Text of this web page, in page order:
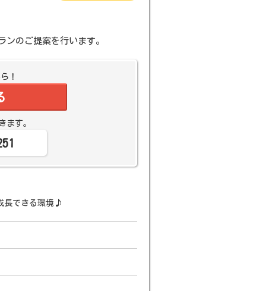
のご提案を行います。
！
ます。
長できる環境♪